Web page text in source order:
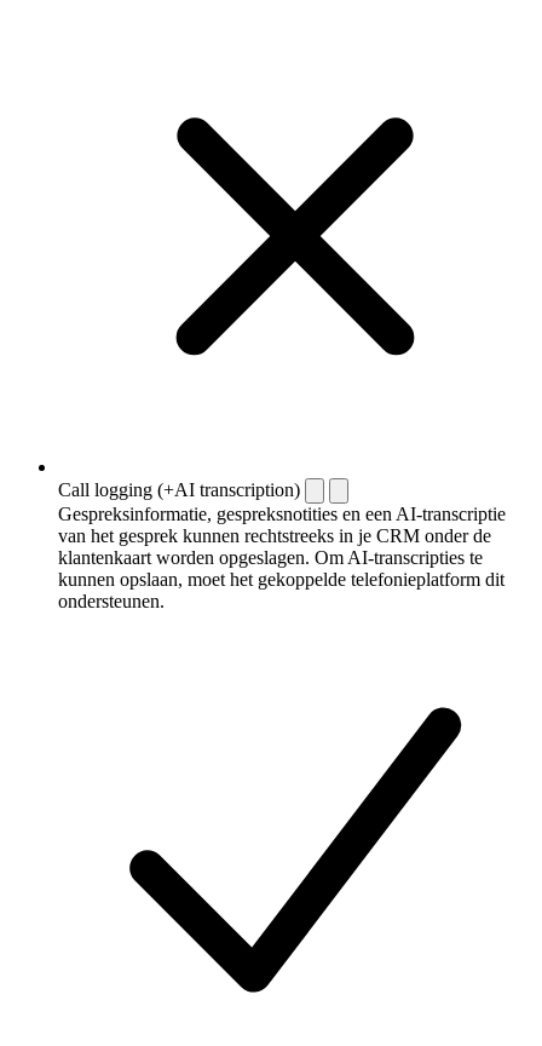
Call logging (+AI transcription)
Gespreksinformatie, gespreksnotities en een AI-transcriptie
van het gesprek kunnen rechtstreeks in je CRM onder de
klantenkaart worden opgeslagen. Om AI-transcripties te
kunnen opslaan, moet het gekoppelde telefonieplatform dit
ondersteunen.